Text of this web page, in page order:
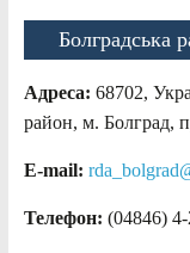
Болградська
Адреса: 68702,
район, м. Болград,
E-mail:
Телефон: (04846)